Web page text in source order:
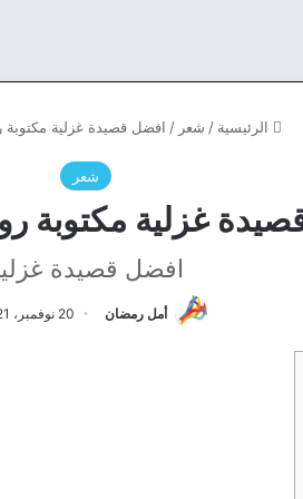
الرئيسية / شعر / افضل قصيدة غزلية مكتوبة
شعر
غزلية مكتوبة
افضل قصيدة
أمل رمضان 20 نوفمبر، 2021